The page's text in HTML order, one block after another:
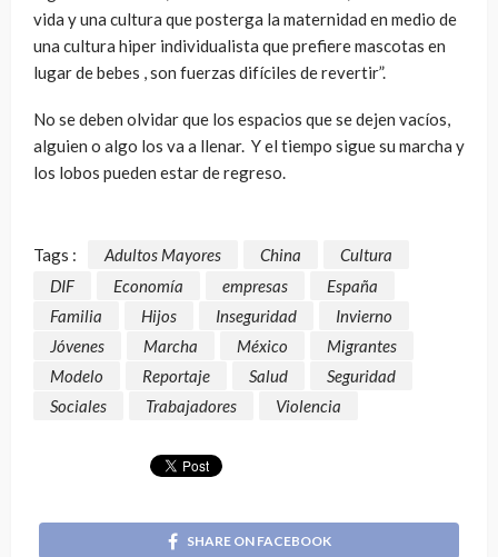
vida y una cultura que posterga la maternidad en medio de
una cultura hiper individualista que prefiere mascotas en
lugar de bebes , son fuerzas difíciles de revertir”.
No se deben olvidar que los espacios que se dejen vacíos,
alguien o algo los va a llenar. Y el tiempo sigue su marcha y
los lobos pueden estar de regreso.
Tags : Adultos Mayores China
Cultura
DIF
Economía empresas
España
Familia
Hijos Inseguridad
Invierno
Jóvenes
Marcha México
Migrantes
Modelo
Reportaje Salud
Seguridad
Sociales
Trabajadores Violencia
SHARE ON FACEBOOK